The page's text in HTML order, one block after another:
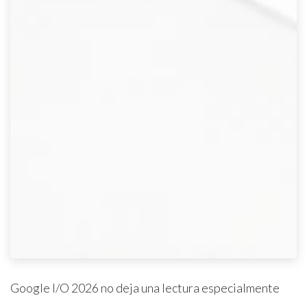
Google I/O 2026 no deja una lectura especialmente